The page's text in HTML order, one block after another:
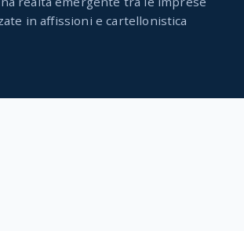
in affissioni e cartellonistica